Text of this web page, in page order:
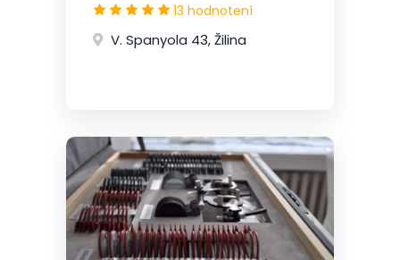
13 hodnotení
V. Spanyola 43, Žilina